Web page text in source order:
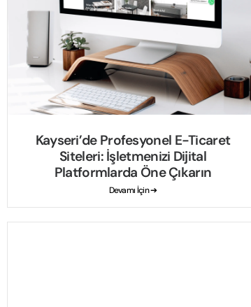
Kayseri’de Profesyonel E-Ticaret
Siteleri: İşletmenizi Dijital
Platformlarda Öne Çıkarın
Devamı İçin ➔